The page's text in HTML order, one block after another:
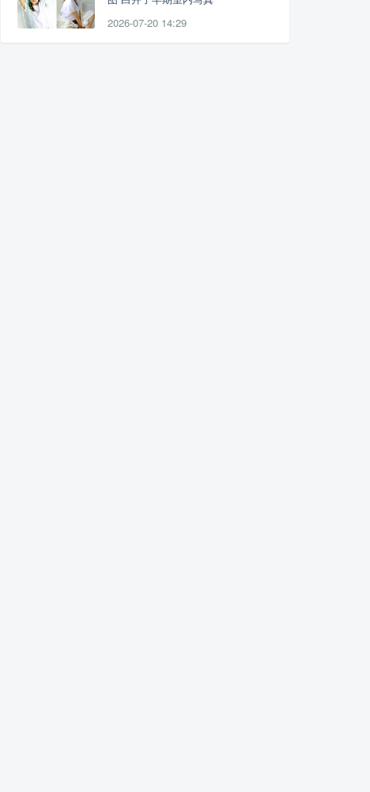
2026-07-20 14:29